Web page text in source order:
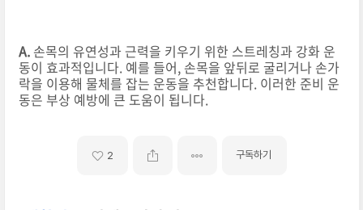
A.손목의 유연성과 근력을 키우기 위한 스트레칭과 강화 운
동이 효과적입니다. 예를 들어, 손목을 앞뒤로 굴리거나 손가
락을 이용해 물체를 잡는 운동을 추천합니다. 이러한 준비 운
동은 부상 예방에 큰 도움이 됩니다.
2 구독하기